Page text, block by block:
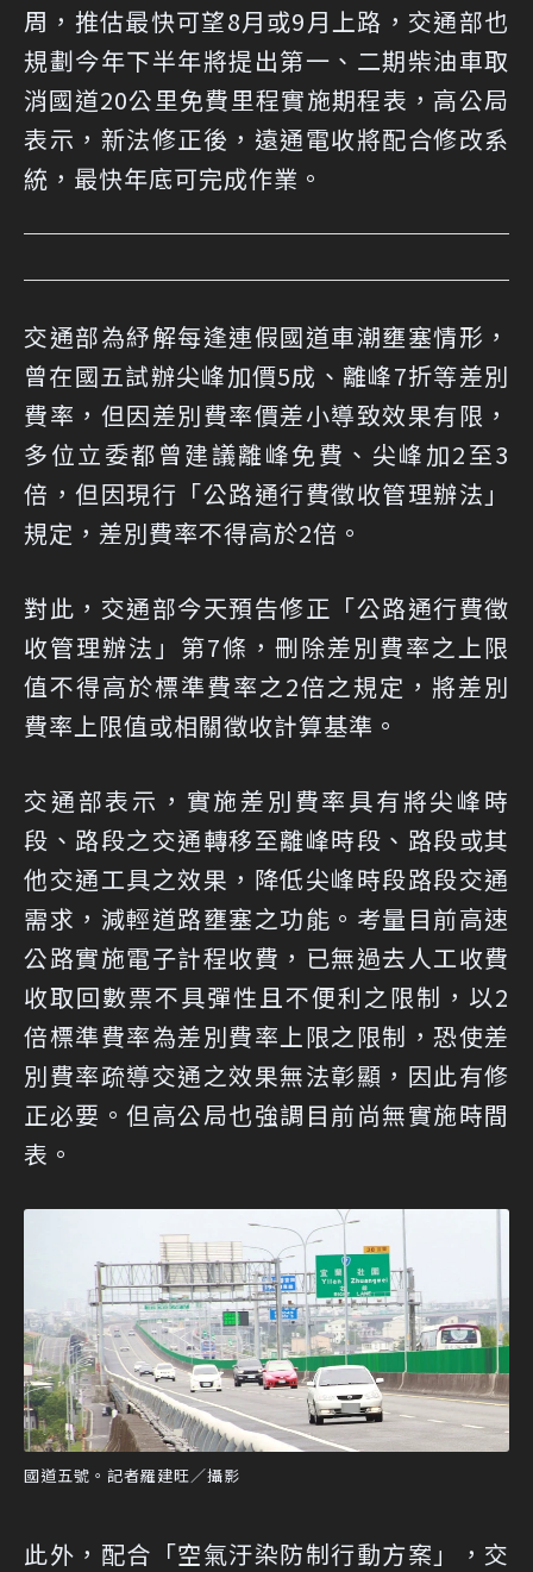
周，推估最快可望8月或9月上路，交通部也
規劃今年下半年將提出第一、二期柴油車取
消國道20公里免費里程實施期程表，高公局
表示，新法修正後，遠通電收將配合修改系
統，最快年底可完成作業。
交通部為紓解每逢連假國道車潮壅塞情形，
曾在國五試辦尖峰加價5成、離峰7折等差別
費率，但因差別費率價差小導致效果有限，
多位立委都曾建議離峰免費、尖峰加2至3
倍，但因現行「公路通行費徵收管理辦法」
規定，差別費率不得高於2倍。
對此，交通部今天預告修正「公路通行費徵
收管理辦法」第7條，刪除差別費率之上限
值不得高於標準費率之2倍之規定，將差別
費率上限值或相關徵收計算基準。
交通部表示，實施差別費率具有將尖峰時
段、路段之交通轉移至離峰時段、路段或其
他交通工具之效果，降低尖峰時段路段交通
需求，減輕道路壅塞之功能。考量目前高速
公路實施電子計程收費，已無過去人工收費
收取回數票不具彈性且不便利之限制，以2
倍標準費率為差別費率上限之限制，恐使差
別費率疏導交通之效果無法彰顯，因此有修
正必要。但高公局也強調目前尚無實施時間
表。
國道五號。記者羅建旺／攝影
此外，配合「空氣汙染防制行動方案」，交